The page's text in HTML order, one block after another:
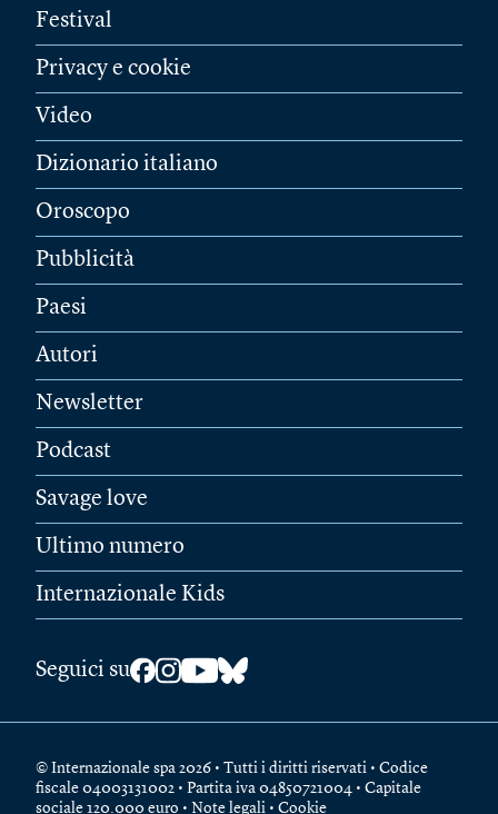
Festival
Privacy e cookie
Video
Dizionario italiano
Oroscopo
Pubblicità
Paesi
Autori
Newsletter
Podcast
Savage love
Ultimo numero
Internazionale Kids
Seguici su
© Internazionale spa 2026 • Tutti i diritti riservati • Codice
fiscale 04003131002 • Partita iva 04850721004 • Capitale
sociale 120.000 euro • Note legali • Cookie